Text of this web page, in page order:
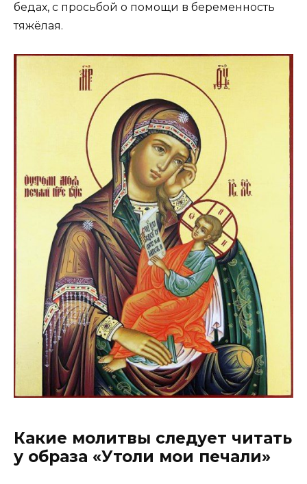
бедах, с просьбой о помощи в беременность
тяжёлая.
Какие молитвы следует читать
у образа «Утоли мои печали»